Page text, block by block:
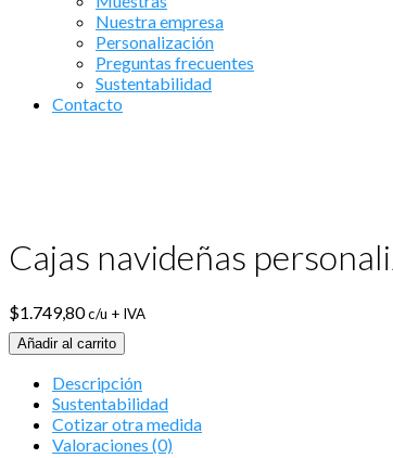
Nuestra empresa
Personalización
Preguntas frecuentes
Sustentabilidad
Contacto
Cajas navideñas
$1.749,80c/u + IVA
Añadir al carrito
Descripción
Sustentabilidad
Cotizar otra medida
Valoraciones (0)